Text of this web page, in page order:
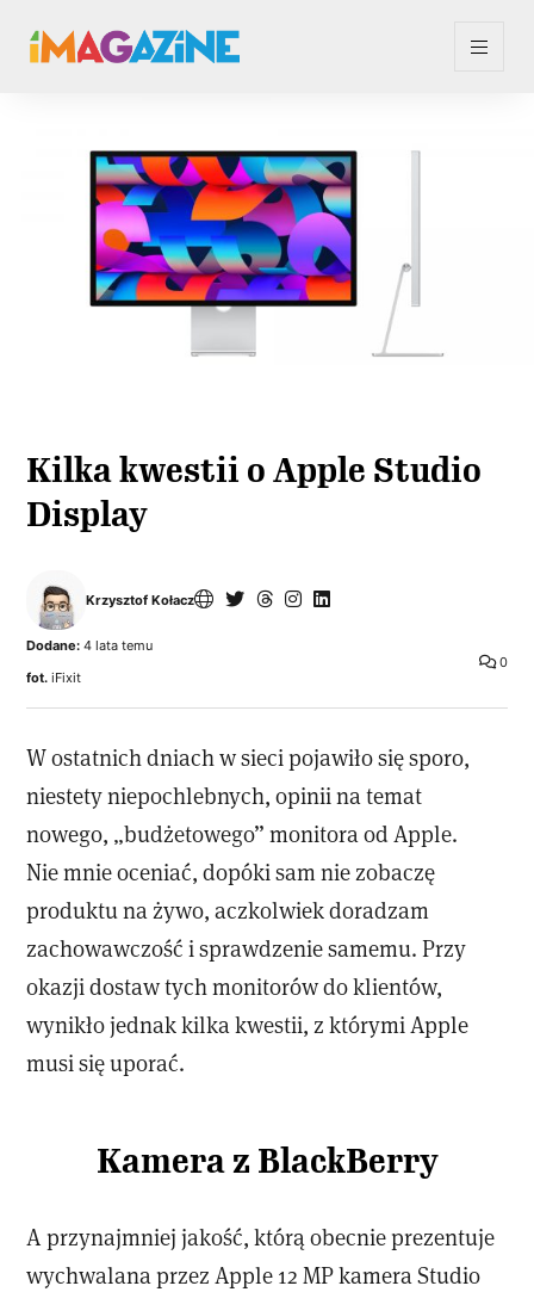
Kilka kwestii o Apple Studio
Display
Krzysztof Kołacz
0
Dodane: 4 lata temu
fot. iFixit
W ostatnich dniach w sieci pojawiło się sporo,
niestety niepochlebnych, opinii na temat
nowego, „budżetowego” monitora od Apple.
Nie mnie oceniać, dopóki sam nie zobaczę
produktu na żywo, aczkolwiek doradzam
zachowawczość i sprawdzenie samemu. Przy
okazji dostaw tych monitorów do klientów,
wynikło jednak kilka kwestii, z którymi Apple
musi się uporać.
Kamera z BlackBerry
A przynajmniej jakość, którą obecnie prezentuje
wychwalana przez Apple 12 MP kamera Studio